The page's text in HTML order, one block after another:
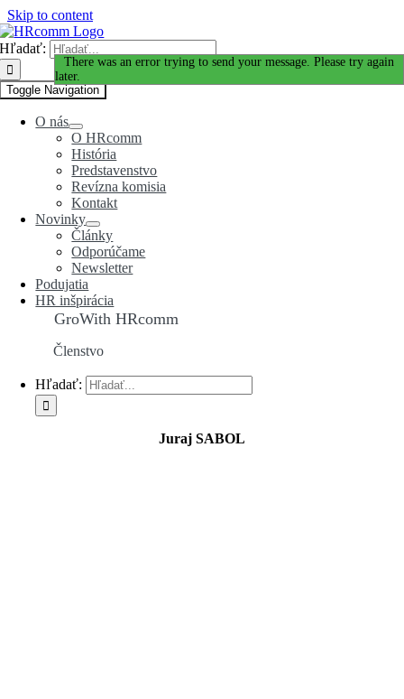
Skip to content
Hľadať:
Toggle Navigation
O nás
O HRcomm
História
Predstavenstvo
Revízna komisia
Kontakt
Novinky
Články
Odporúčame
Newsletter
Podujatia
HR inšpirácia
GroWith HRcomm
Členstvo
Hľadať:
Juraj SABOL
Ďakujeme za Váš záujem!
There was an error trying to send your message. Please try again
later.